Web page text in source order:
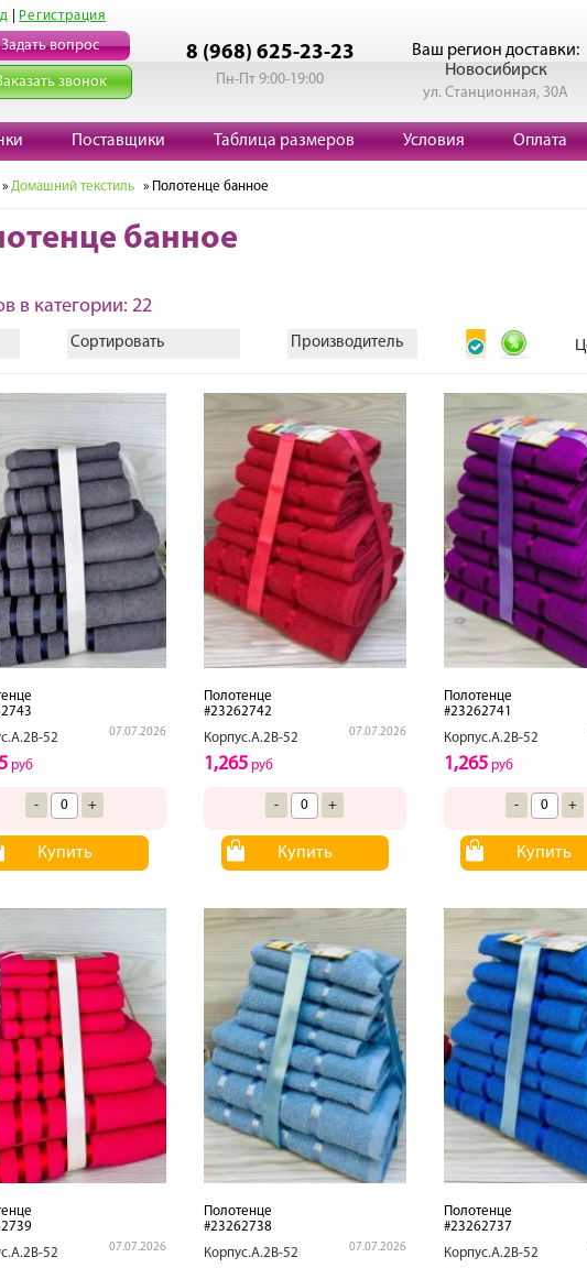
Регистрация
Задать вопрос
звонок
8 (968) 625-23-23
Пн-Пт 9:00-19:00
Ваш регион доставки:
Новосибирск
ул. Станционная, 30А
Поставщики Таблица размеров Условия Оплата
» Домашний текстиль » Полотенце банное
банное
в категории: 22
Сортировать Производитель
52
07.07.2026
руб
- +
Купить
Полотенце
#23262742
Корпус.А.2В-52
07.07.2026
1,265руб
- +
Купить
Полотенце
#23262741
Корпус.А.2В-52
1,265руб
- +
Купить
52
07.07.2026
Полотенце
#23262738
Корпус.А.2В-52
07.07.2026
Полотенце
#23262737
Корпус.А.2В-52